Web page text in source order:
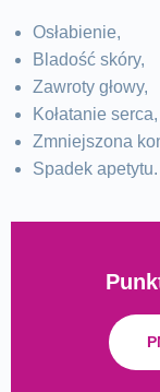
Osłabienie,
Bladość skóry,
Zawroty głowy,
Kołatanie serca,
Zmniejszona
Spadek apetytu.